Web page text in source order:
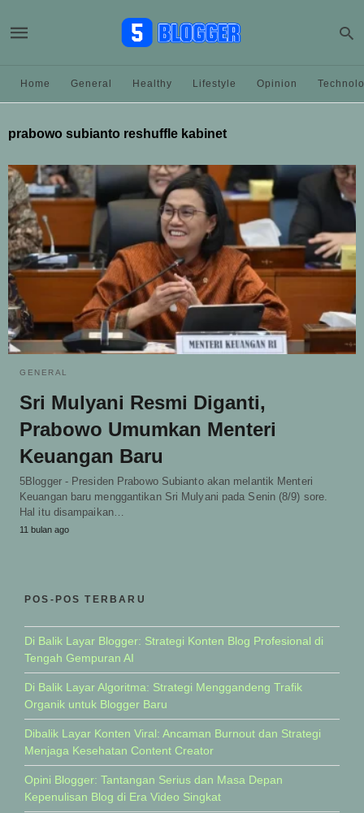
Home General Healthy Lifestyle Opinion
prabowo subianto reshuffle kabinet
GENERAL
Sri Mulyani Resmi Diganti,
Prabowo Umumkan Menteri
Keuangan Baru
5Blogger - Presiden Prabowo Subianto akan melantik Menteri
Keuangan baru menggantikan Sri Mulyani pada Senin (8/9) sore.
Hal itu disampaikan…
11 bulan ago
POS-POS TERBARU
Di Balik Layar Blogger: Strategi Konten Blog Profesional di
Tengah Gempuran AI
Di Balik Layar Algoritma: Strategi Menggandeng Trafik
Organik untuk Blogger Baru
Dibalik Layar Konten Viral: Ancaman Burnout dan Strategi
Menjaga Kesehatan Content Creator
Opini Blogger: Tantangan Serius dan Masa Depan
Kepenulisan Blog di Era Video Singkat